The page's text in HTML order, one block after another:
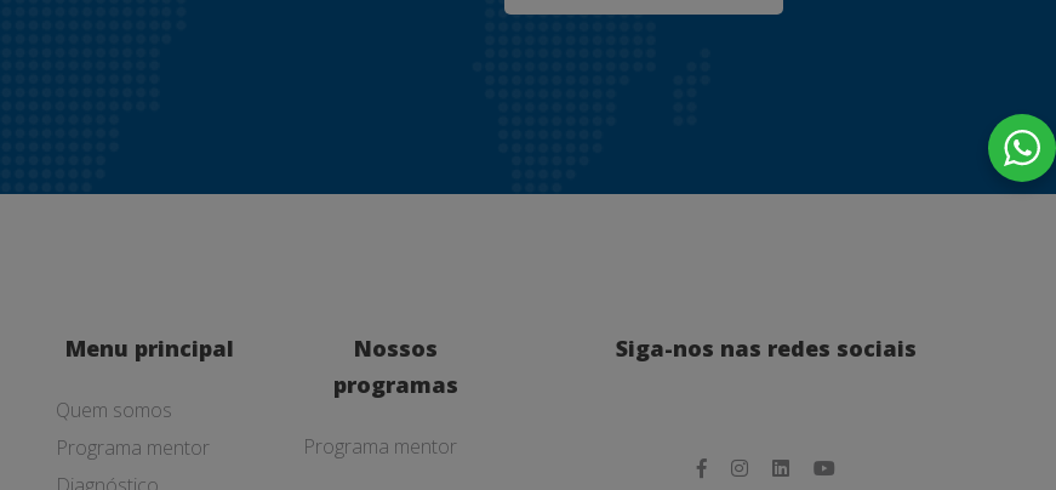
Menu principal
Quem somos
Programa mentor
Nossos
programas
Programa mentor
Siga-nos nas redes sociais